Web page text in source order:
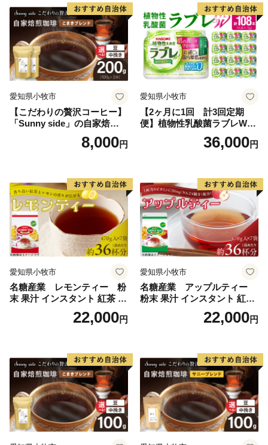
愛知県小牧市
【こだわりの贅沢コーヒー】
「Sunny side」の自家焙煎珈
琲こまきブレンド（200g）
8,000円
愛知県小牧市
【2ヶ月に1回 計3回定期
便】植物性乳酸菌ラブレW
プレーン36本（計108本）
36,000円
愛知県小牧市
名糖産業 レモンティー 粉
末 果汁 インスタント 紅茶 ビ
タミンC 袋 ロングセラー 粉
末飲料 粉末茶 簡単 手軽 ホッ
22,000円
愛知県小牧市
名糖産業 アップルティー
粉末 果汁 インスタント 紅茶
ティー ビタミンC 袋 ロング
セラー 粉末飲料 粉末茶 簡単
22,000円